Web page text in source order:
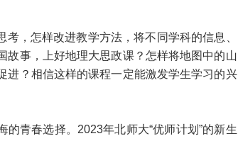
，怎样改进教学方法，将不同学科的信息、
故事，上好地理大思政课？怎样将地图中的山
进？相信这样的课程一定能激发学生学习的兴
青春选择。2023年北师大“优师计划”的新生